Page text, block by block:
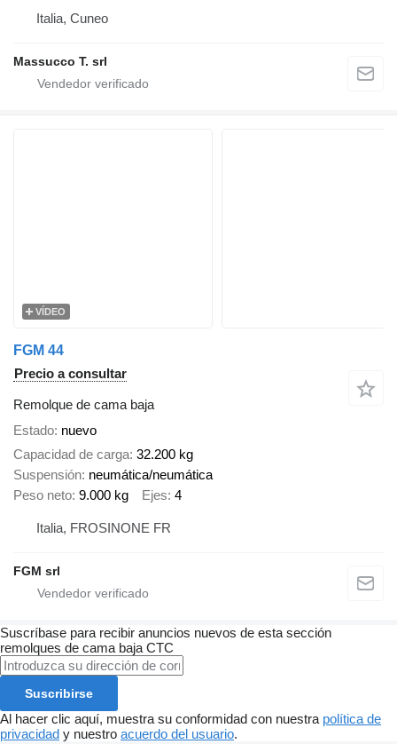
Italia, Cuneo
Massucco T. srl
VÍDEO
FGM 44
Precio a consultar
Remolque de cama baja
Estado nuevo
Capacidad de carga 32.200 kg
Suspensión neumática/neumática
Peso neto 9.000 kg Ejes 4
Italia, FROSINONE FR
FGM srl
Suscríbase para recibir anuncios nuevos de esta sección
remolques de cama baja CTC
Suscribirse
Al hacer clic aquí, muestra su conformidad con nuestra política de
privacidad y nuestro acuerdo del usuario.